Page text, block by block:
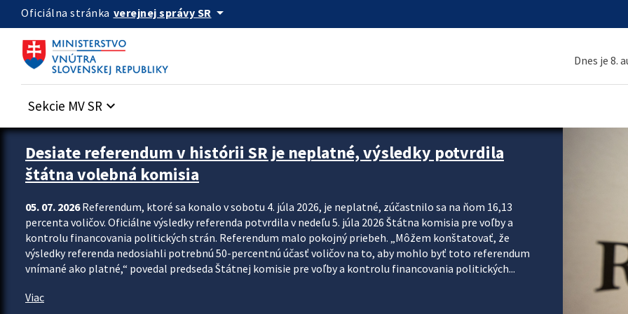
Preskocit na hlavný obsah
Oficiálna stránka verejnej správy SR arrow_drop_down
Dnes je 8.
Sekcie MV SR keyboard_arrow_down
Zastavit automatický posun upútavok
Desiate referendum v histórii SR je neplatné, výsledky potvrdila
štátna volebná komisia
05. 07. 2026Referendum, ktoré sa konalo v sobotu 4. júla 2026, je neplatné, zúčastnilo sa na ňom 16,13
percenta voličov. Oficiálne výsledky referenda potvrdila v nedeľu 5. júla 2026 Štátna komisia pre voľby a
kontrolu financovania politických strán. Referendum malo pokojný priebeh. „Môžem konštatovať, že
výsledky referenda nedosiahli potrebnú 50-percentnú účasť voličov na to, aby mohlo byť toto referendum
vnímané ako platné,“ povedal predseda Štátnej komisie pre voľby a kontrolu financovania politických...
Viac